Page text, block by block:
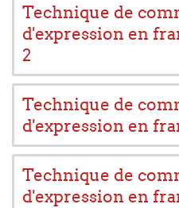
Technique de
d'expression en
2
Technique de
d'expression en
Technique de
d'expression en